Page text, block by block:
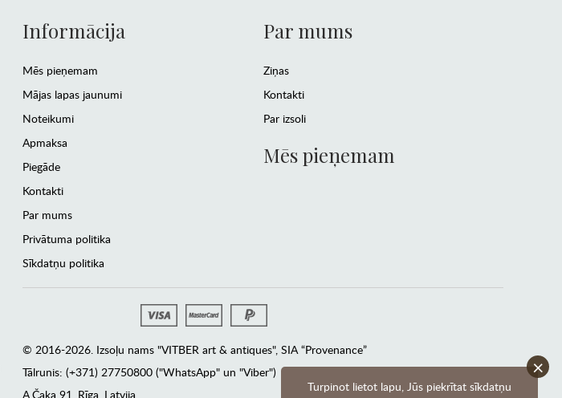
Turpinot lietot lapu, Jūs piekrītat sīkdatņu
×
Informācija
Mēs pieņemam
Mājas lapas jaunumi
Noteikumi
Apmaksa
Piegāde
Kontakti
Par mums
Privātuma politika
Sīkdatņu politika
Par mums
Ziņas
Kontakti
Par izsoli
Mēs pieņemam
© 2016-2026. Izsoļu nams "VITBER art & antiques", SIA “Provenance”
Tālrunis: (+371) 27750800 ("WhatsApp" un "Viber")
А.Čaka 91, Rīga, Latvija